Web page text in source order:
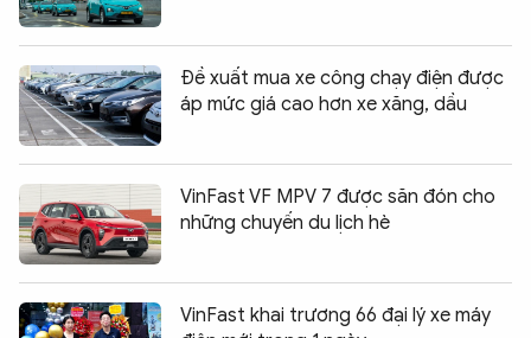
Đề xuất mua xe công chạy điện được
áp mức giá cao hơn xe xăng, dầu
VinFast VF MPV 7 được săn đón cho
những chuyến du lịch hè
VinFast khai trương 66 đại lý xe máy